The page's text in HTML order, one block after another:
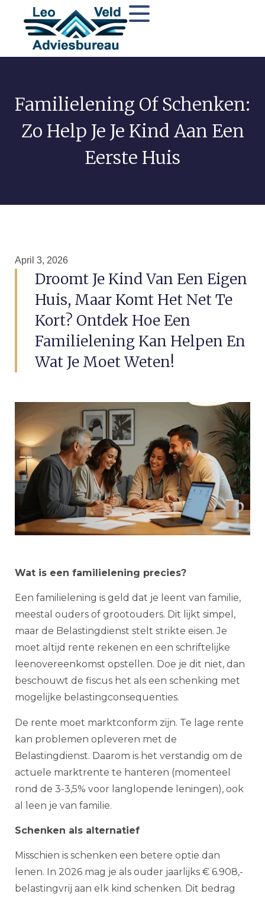
Familielening Of Schenken:
Zo Help Je Je Kind Aan Een
Eerste Huis
April 3, 2026
Droomt Je Kind Van Een Eigen
Huis, Maar Komt Het Net Te
Kort? Ontdek Hoe Een
Familielening Kan Helpen En
Wat Je Moet Weten!
Wat is een familielening precies?
Een familielening is geld dat je leent van familie,
meestal ouders of grootouders. Dit lijkt simpel,
maar de Belastingdienst stelt strikte eisen. Je
moet altijd rente rekenen en een schriftelijke
leenovereenkomst opstellen. Doe je dit niet, dan
beschouwt de fiscus het als een schenking met
mogelijke belastingconsequenties.
De rente moet marktconform zijn. Te lage rente
kan problemen opleveren met de
Belastingdienst. Daarom is het verstandig om de
actuele marktrente te hanteren (momenteel
rond de 3-3,5% voor langlopende leningen), ook
al leen je van familie.
Schenken als alternatief
Misschien is schenken een betere optie dan
lenen. In 2026 mag je als ouder jaarlijks € 6.908,-
belastingvrij aan elk kind schenken. Dit bedrag